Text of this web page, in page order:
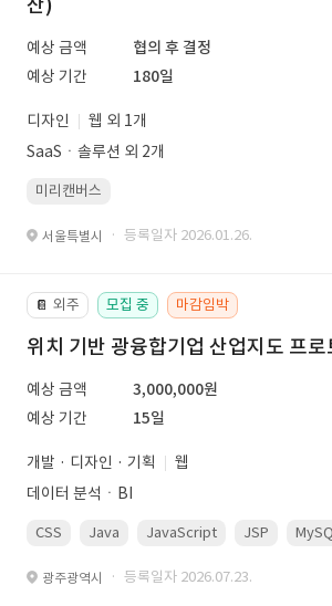
예상 금액
협의 후 결정
예상 기간
180일
디자인
웹 외 1개
SaaSㆍ솔루션 외 2개
미리캔버스
서울특별시 · 등록일자 2026.01.26.
📔 외주 모집 중 마감임박
위치 기반 광융합기업 산업지도 프
예상 금액
3,000,000원
예상 기간
15일
개발 · 디자인 · 기획
웹
데이터 분석ㆍBI
CSS Java JavaScript JSP
광주광역시 · 등록일자 2026.07.23.